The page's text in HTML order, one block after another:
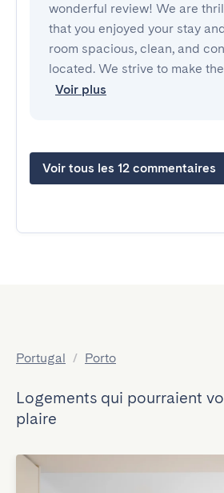
wonderful review! We are
that you enjoyed your stay
room spacious, clean, and
located. We strive to make
Voir plus
Voir tous les 12 commentaires
Portugal / Porto
Logements qui pourraient
plaire